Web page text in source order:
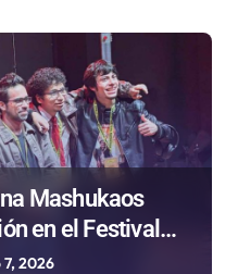
Mashukaos
Festival
7, 2026